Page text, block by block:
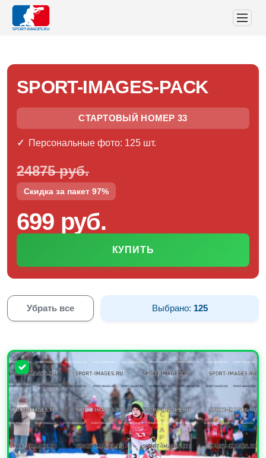
SPORT-IMAGES-PACK
СТАРТОВЫЙ НОМЕР 33
Персональные фото: 125 шт.
24875 руб.
Скидка за пакет 97%
699 руб.
КУПИТЬ
Убрать все Выбрано: 125